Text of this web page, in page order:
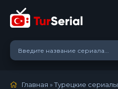
Главная »Турецкие сериалы